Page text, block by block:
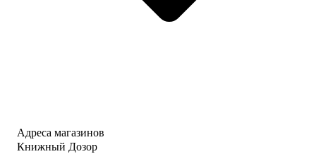
Адреса магазинов
Книжный Дозор